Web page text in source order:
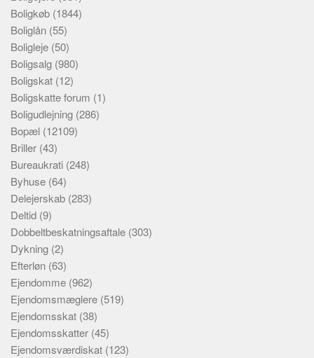
Boligkøb (1844)
Boliglån (55)
Boligleje (50)
Boligsalg (980)
Boligskat (12)
Boligskatte forum (1)
Boligudlejning (286)
Bopæl (12109)
Briller (43)
Bureaukrati (248)
Byhuse (64)
Delejerskab (283)
Deltid (9)
Dobbeltbeskatningsaftale (303)
Dykning (2)
Efterløn (63)
Ejendomme (962)
Ejendomsmæglere (519)
Ejendomsskat (38)
Ejendomsskatter (45)
Ejendomsværdiskat (123)